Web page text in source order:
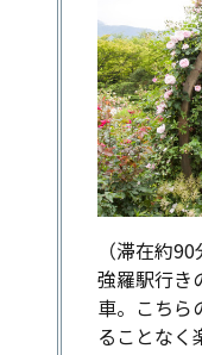
（滞在約90
強羅駅行き
車。こちら
ることなく